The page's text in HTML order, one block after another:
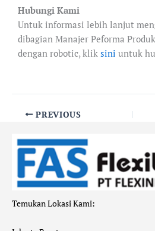
Hubungi Kami
Untuk informasi lebih lanjut
dibagian Manajer Peforma
dengan robotic, klik sini untuk
PREVIOUS
Temukan Lokasi Kami: